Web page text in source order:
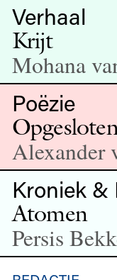
Verhaal
Krijt
Mohana
Poëzie
Alexander
Kroniek &
Atomen
Persis